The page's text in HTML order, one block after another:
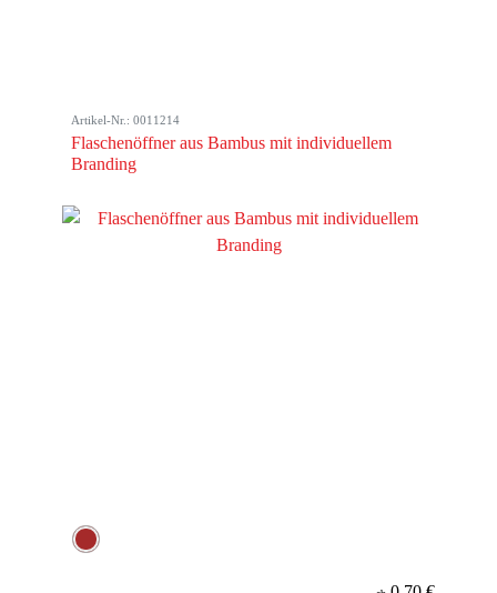
Artikel-Nr.: 0011214
Flaschenöffner aus Bambus mit individuellem
Branding